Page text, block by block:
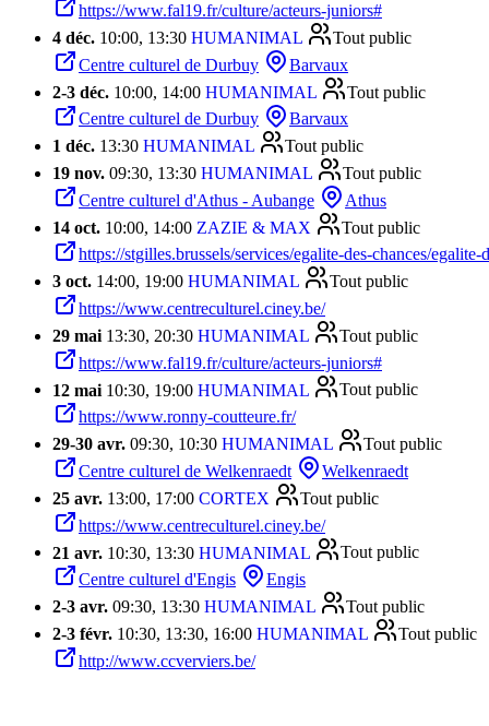
https://www.fal19.fr/culture/acteurs-juniors#
4 déc. 10:00, 13:30 HUMANIMAL
Tout public
Centre culturel de Durbuy
Barvaux
2-3 déc. 10:00, 14:00 HUMANIMAL
Tout public
Centre culturel de Durbuy
Barvaux
1 déc. 13:30 HUMANIMAL
Tout public
19 nov. 09:30, 13:30 HUMANIMAL
Tout public
Centre culturel d'Athus - Aubange
Athus
14 oct. 10:00, 14:00 ZAZIE & MAX
Tout public
https://stgilles.brussels/services/egalite-des-chances/
3 oct. 14:00, 19:00 HUMANIMAL
Tout public
https://www.centreculturel.ciney.be/
29 mai 13:30, 20:30 HUMANIMAL
Tout public
https://www.fal19.fr/culture/acteurs-juniors#
12 mai 10:30, 19:00 HUMANIMAL
Tout public
https://www.ronny-coutteure.fr/
29-30 avr. 09:30, 10:30 HUMANIMAL
Tout public
Centre culturel de Welkenraedt
Welkenraedt
25 avr. 13:00, 17:00 CORTEX
Tout public
https://www.centreculturel.ciney.be/
21 avr. 10:30, 13:30 HUMANIMAL
Tout public
Centre culturel d'Engis
Engis
2-3 avr. 09:30, 13:30 HUMANIMAL
Tout public
2-3 févr. 10:30, 13:30, 16:00 HUMANIMAL
Tout public
http://www.ccverviers.be/